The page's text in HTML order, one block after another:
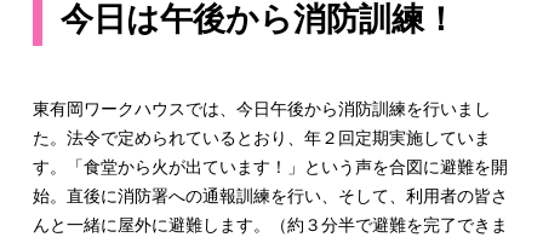
今日は午後から消防訓練！
東有岡ワークハウスでは、今日午後から消防訓練を行いまし
た。法令で定められているとおり、年２回定期実施していま
す。「食堂から火が出ています！」という声を合図に避難を開
始。直後に消防署への通報訓練を行い、そして、利用者の皆さ
んと一緒に屋外に避難します。（約３分半で避難を完了できま